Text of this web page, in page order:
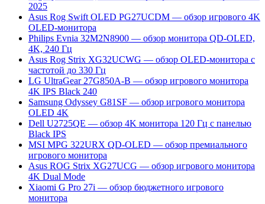
2025
Asus Rog Swift OLED PG27UCDM — обзор игрового 4K
OLED-монитора
Philips Evnia 32M2N8900 — обзор монитора QD-OLED,
4K, 240 Гц
Asus Rog Strix XG32UCWG — обзор OLED-монитора с
частотой до 330 Гц
LG UltraGear 27G850A-B — обзор игрового монитора
4K IPS Black 240
Samsung Odyssey G81SF — обзор игрового монитора
OLED 4K
Dell U2725QE — обзор 4K монитора 120 Гц с панелью
Black IPS
MSI MPG 322URX QD-OLED — обзор премиального
игрового монитора
Asus ROG Strix XG27UCG — обзор игрового монитора
4K Dual Mode
Xiaomi G Pro 27i — обзор бюджетного игрового
монитора